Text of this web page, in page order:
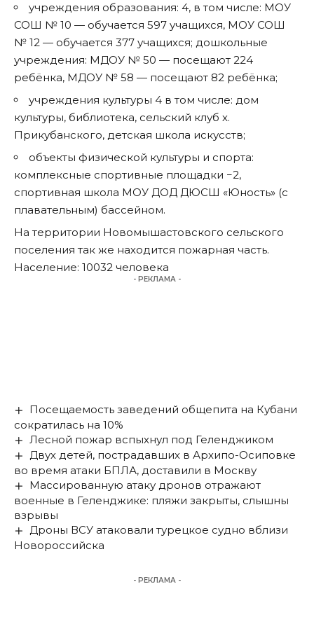
учреждения образования: 4, в том числе: МОУ
СОШ № 10 — обучается 597 учащихся, МОУ СОШ
№ 12 — обучается 377 учащихся; дошкольные
учреждения: МДОУ № 50 — посещают 224
ребёнка, МДОУ № 58 — посещают 82 ребёнка;
учреждения культуры 4 в том числе: дом
культуры, библиотека, сельский клуб х.
Прикубанского, детская школа искусств;
объекты физической культуры и спорта:
комплексные спортивные площадки −2,
спортивная школа МОУ ДОД ДЮСШ «Юность» (с
плавательным) бассейном.
На территории Новомышастовского сельского
поселения так же находится пожарная часть.
Население: 10032 человека
- РЕКЛАМА -
Посещаемость заведений общепита на Кубани
сократилась на 10%
Лесной пожар вспыхнул под Геленджиком
Двух детей, пострадавших в Архипо-Осиповке
во время атаки БПЛА, доставили в Москву
Массированную атаку дронов отражают
военные в Геленджике: пляжи закрыты, слышны
взрывы
Дроны ВСУ атаковали турецкое судно вблизи
Новороссийска
- РЕКЛАМА -